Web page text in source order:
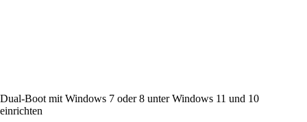
Dual-Boot mit Windows 7 oder 8 unter Windows 11 und 10
einrichten